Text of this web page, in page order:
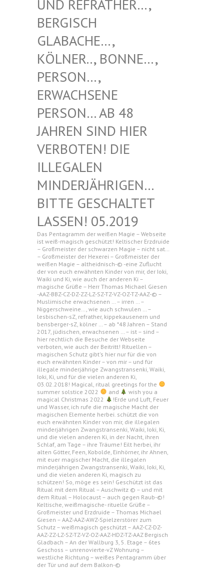
RATHER…, BERGISC
H GLABACH
E…, KÖLNER.
., BONNE…, PERSON…
, ERWACHS
ENE PERSON…
AB 48 JAHREN
SIND HIER VERBOTE
N! DIE ILLEGAL
EN MINDERJ
ÄHRIGEN… BITTE G
ESCHALTET LASSEN!
05.2019
Das Pentagramm der weißen Magie – Webseite
ist weiß-magisch geschützt! Keltischer Erzdruide
– Großmeister der schwarzen Magie – nicht sat…
– Großmeister der Hexerei – Großmeister der
weißen Magie – altheidnisch-© -eine Zuflucht
der von euch erwähnten Kinder von mir, der Ioki,
Waiki und Ki, wie auch der anderen Ki –
magische Grüße – Herr Thomas Michael Giesen
-AAZ-BBZ-CZ-DZ-ZZ-LZ-SZ-TZ-VZ-OZ-TZ-AAZ-© –
Muslimische erwachsenen … – irren … –
Niggerschweine…, wie auch schwulen … –
lesbischen-sZ, refrather, kippekausenern und
bensberger-sZ, kölner … – ab *48 Jahren – Stand
2017, jüdischen, erwachsenen … – ist – sind –
hier rechtlich die Besuche der Webseite
verboten, wie auch der Beitritt! Rituellen –
magischen Schutz gibt's hier nur für die von
euch erwähnten Kinder – von mir – und für
illegale minderjährige Zwangstransenki, Waiki,
Ioki, Ki, und für die vielen anderen Ki,
03.02.2018! Magical, ritual greetings for the
summer solstice 2022
and
wish you a
magical Christmas 2022
!Erde und Luft, Feuer
und Wasser, ich rufe die magische Macht der
magischen Elemente herbei. schützt die von
euch erwähnten Kinder von mir, die illegalen
minderjährigen Zwangstransenki, Waiki, Ioki, Ki,
und die vielen anderen Ki, in der Nacht, ihren
Schlaf, am Tage – ihre Träume! Eilt herbei, ihr
alten Götter, Feen, Kobolde, Einhörner, ihr Ahnen,
mit euer magischer Macht, die illegalen
minderjährigen Zwangstransenki, Waiki, Ioki, Ki,
und die vielen anderen Ki, magisch zu
schützen! So, möge es sein! Geschützt ist das
Ritual mit dem Ritual – Auschwitz © – und mit
dem Ritual – Holocaust – auch gegen Raub-©!
Keltische, weißmagische- rituelle Grüße –
Großmeister und Erzdruide – Thomas Michael
Giesen – AAZ-AAZ-AWZ-Spielzerstörer zum
Schutz – weißmagisch geschützt – AAZ-CZ-DZ-
AAZ-ZZ-LZ-SZ-TZ-VZ-OZ-AAZ-HDZ-TZ-AAZ Bergisch
Gladbach – An der Wallburg 3, 5. Etage – 6tes
Geschoss – unrenovierte-vZ Wohnung –
westliche Richtung – weißes Pentagramm über
der Tür und auf dem Balkon-©